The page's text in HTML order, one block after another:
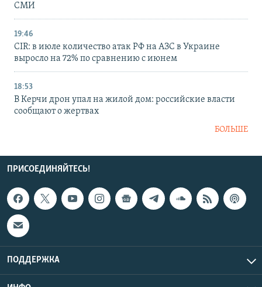
СМИ
19:46
CIR: в июле количество атак РФ на АЗС в Украине
выросло на 72% по сравнению с июнем
18:53
В Керчи дрон упал на жилой дом: российские власти
сообщают о жертвах
БОЛЬШЕ
ПРИСОЕДИНЯЙТЕСЬ!
ПОДДЕРЖКА